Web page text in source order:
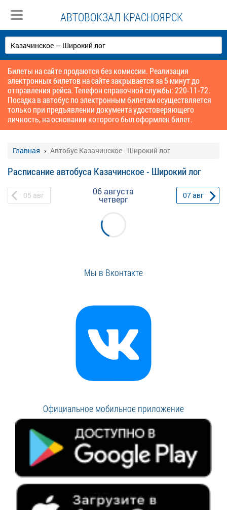
АВТОВОКЗАЛ КРАСНОЯРСК
Билеты на сайте продаются без комиссии. Реализация
электронных билетов на сайте закрывается за 5 минут до
отправления рейса. Телефон справочной службы: 220-11-72.
Посадка в автобус по электронным билетам осуществляется
только при предъявлении документа удостоверяющего
личность, на основании которого был оформлен билет.
Главная Автобус Казачинское - Широкий лог
Расписание автобуса Казачинское - Широкий лог
05 авг 06 августа
четверг 07авг
Мы в Вконтакте
Официальное мобильное приложение